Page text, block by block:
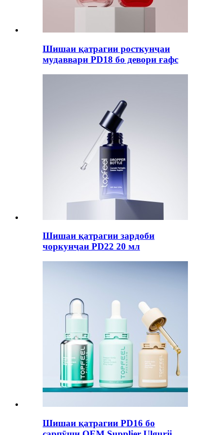
Шишаи қатрагии росткунҷаи
мудаввари PD18 бо девори ғафс
Шишаи қатрагии зардоби
чоркунҷаи PD22 20 мл
Шишаи қатрагии PD16 бо